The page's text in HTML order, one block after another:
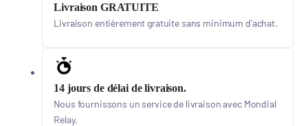
Livraison GRATUITE
Livraison entièrement gratuite sans minimum d'achat.
14 jours de délai de livraison.
Nous fournissons un service de livraison avec Mondial
Relay.